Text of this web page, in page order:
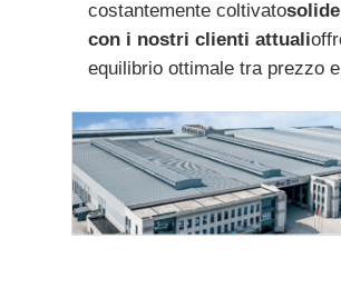
costantemente coltivato
con i nostri clienti attuali
equilibrio ottimale tra prezzo